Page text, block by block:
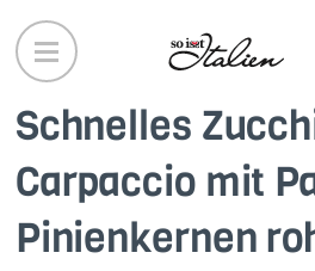
Direkt
zum
Inhalt
Schnelles
Carpaccio mit
Pinienkernen